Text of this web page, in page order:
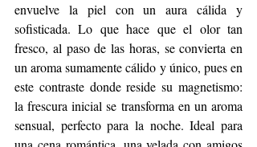
envuelve la piel con un aura cálida y
sofisticada. Lo que hace que el olor tan
fresco, al paso de las horas, se convierta en
un aroma sumamente cálido y único, pues en
este contraste donde reside su magnetismo:
la frescura inicial se transforma en un aroma
sensual, perfecto para la noche. Ideal para